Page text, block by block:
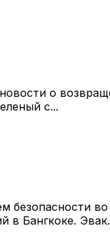
о
с...
безопасности
в Бангкоке.